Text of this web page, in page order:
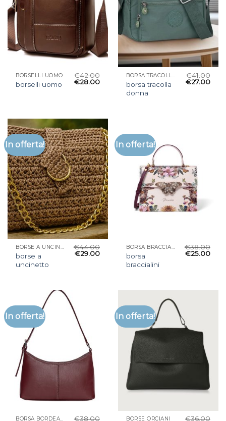
BORSELLI UOMO
borselli uomo
€42.00
€28.00
BORSA TRACOLLA DONNA
borsa tracolla
donna
€41.00
€27.00
In offerta!
BORSE A UNCINETTO
borse a
uncinetto
€44.00
€29.00
In offerta!
BORSA BRACCIALINI
borsa
braccialini
€38.00
€25.00
In offerta!
BORSA BORDEAUX €38.00
In offerta!
BORSE ORCIANI €36.00